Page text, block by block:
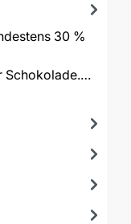
30 %
Schokolade.…